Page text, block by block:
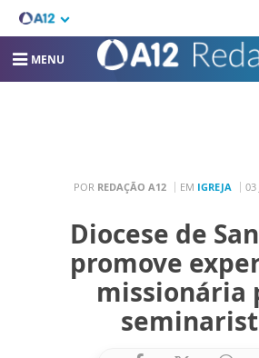
MENU
POR REDAÇÃO A12 EM IGREJA 03
Diocese de
promove
missionária